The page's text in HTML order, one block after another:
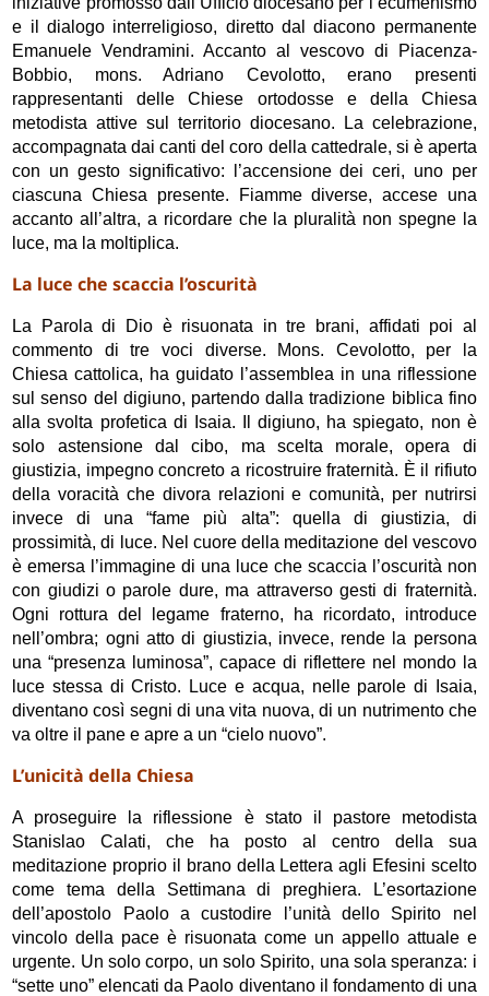
e il dialogo interreligioso, diretto dal diacono permanente
Emanuele Vendramini. Accanto al vescovo di Piacenza-
Bobbio, mons. Adriano Cevolotto, erano presenti
rappresentanti delle Chiese ortodosse e della Chiesa
metodista attive sul territorio diocesano. La celebrazione,
accompagnata dai canti del coro della cattedrale, si è aperta
con un gesto significativo: l’accensione dei ceri, uno per
ciascuna Chiesa presente. Fiamme diverse, accese una
accanto all’altra, a ricordare che la pluralità non spegne la
luce, ma la moltiplica.
La luce che scaccia l’oscurità
La Parola di Dio è risuonata in tre brani, affidati poi al
commento di tre voci diverse. Mons. Cevolotto, per la
Chiesa cattolica, ha guidato l’assemblea in una riflessione
sul senso del digiuno, partendo dalla tradizione biblica fino
alla svolta profetica di Isaia. Il digiuno, ha spiegato, non è
solo astensione dal cibo, ma scelta morale, opera di
giustizia, impegno concreto a ricostruire fraternità. È il rifiuto
della voracità che divora relazioni e comunità, per nutrirsi
invece di una “fame più alta”: quella di giustizia, di
prossimità, di luce. Nel cuore della meditazione del vescovo
è emersa l’immagine di una luce che scaccia l’oscurità non
con giudizi o parole dure, ma attraverso gesti di fraternità.
Ogni rottura del legame fraterno, ha ricordato, introduce
nell’ombra; ogni atto di giustizia, invece, rende la persona
una “presenza luminosa”, capace di riflettere nel mondo la
luce stessa di Cristo. Luce e acqua, nelle parole di Isaia,
diventano così segni di una vita nuova, di un nutrimento che
va oltre il pane e apre a un “cielo nuovo”.
L’unicità della Chiesa
A proseguire la riflessione è stato il pastore metodista
Stanislao Calati, che ha posto al centro della sua
meditazione proprio il brano della Lettera agli Efesini scelto
come tema della Settimana di preghiera. L’esortazione
dell’apostolo Paolo a custodire l’unità dello Spirito nel
vincolo della pace è risuonata come un appello attuale e
urgente. Un solo corpo, un solo Spirito, una sola speranza: i
“sette uno” elencati da Paolo diventano il fondamento di una